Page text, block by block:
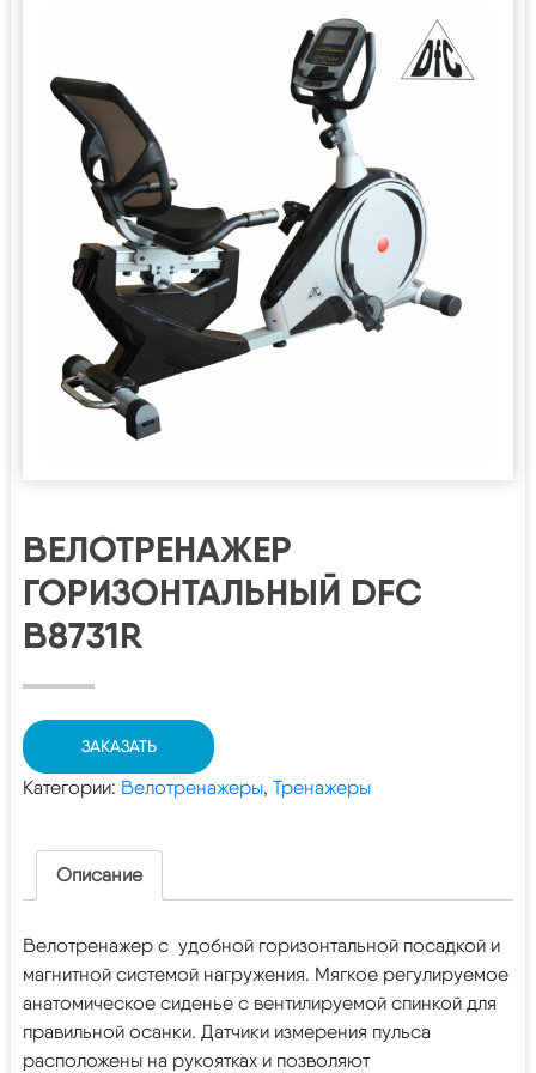
ВЕЛОТРЕНАЖЕР
ГОРИЗОНТАЛЬНЫЙ DFC
B8731R
ЗАКАЗАТЬ
Категории: Велотренажеры, Тренажеры
Описание
Велотренажер с удобной горизонтальной посадкой и
магнитной системой нагружения. Мягкое регулируемое
анатомическое сиденье с вентилируемой спинкой для
правильной осанки. Датчики измерения пульса
расположены на рукоятках и позволяют